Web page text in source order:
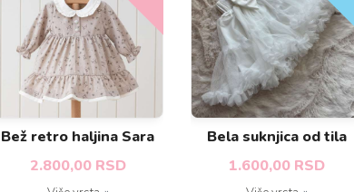
Bež retro haljina Sara
2.800,00 RSD
Bela suknjica od tila
1.600,00 RSD